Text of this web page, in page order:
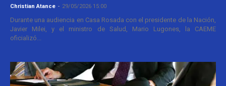
Christian Atance - 29/05/2026 15:00
Durante una audiencia en Casa Rosada con el presidente de la Nación,
Javier Milei, y el ministro de Salud, Mario Lugones, la CAEME
oficializó...